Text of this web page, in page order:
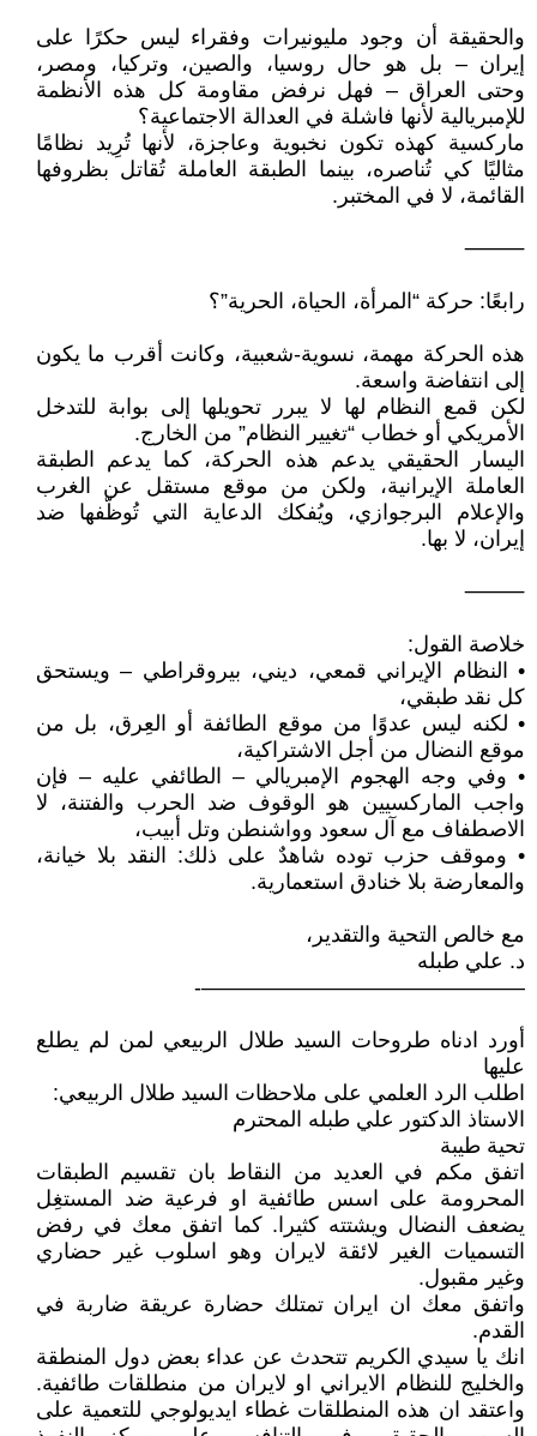
والحقيقة أن وجود مليونيرات وفقراء ليس حكرًا على
إيران – بل هو حال روسيا، والصين، وتركيا، ومصر،
وحتى العراق – فهل نرفض مقاومة كل هذه الأنظمة
للإمبريالية لأنها فاشلة في العدالة الاجتماعية؟
ماركسية كهذه تكون نخبوية وعاجزة، لأنها تُرِيد نظامًا
مثاليًا كي تُناصره، بينما الطبقة العاملة تُقاتل بظروفها
القائمة، لا في المختبر.
⸻
رابعًا: حركة “المرأة، الحياة، الحرية”؟
هذه الحركة مهمة، نسوية-شعبية، وكانت أقرب ما يكون
إلى انتفاضة واسعة.
لكن قمع النظام لها لا يبرر تحويلها إلى بوابة للتدخل
الأمريكي أو خطاب “تغيير النظام” من الخارج.
اليسار الحقيقي يدعم هذه الحركة، كما يدعم الطبقة
العاملة الإيرانية، ولكن من موقع مستقل عن الغرب
والإعلام البرجوازي، ويُفكك الدعاية التي تُوظّفها ضد
إيران، لا بها.
⸻
خلاصة القول:
• النظام الإيراني قمعي، ديني، بيروقراطي – ويستحق
كل نقد طبقي،
• لكنه ليس عدوًا من موقع الطائفة أو العِرق، بل من
موقع النضال من أجل الاشتراكية،
• وفي وجه الهجوم الإمبريالي – الطائفي عليه – فإن
واجب الماركسيين هو الوقوف ضد الحرب والفتنة، لا
الاصطفاف مع آل سعود وواشنطن وتل أبيب،
• وموقف حزب توده شاهدٌ على ذلك: النقد بلا خيانة،
والمعارضة بلا خنادق استعمارية.
مع خالص التحية والتقدير،
د. علي طبله
———————————————-
أورد ادناه طروحات السيد طلال الربيعي لمن لم يطلع
عليها
اطلب الرد العلمي على ملاحظات السيد طلال الربيعي:
الاستاذ الدكتور علي طبله المحترم
تحية طيبة
اتفق مكم في العديد من النقاط بان تقسيم الطبقات
المحرومة على اسس طائفية او فرعية ضد المستغِل
يضعف النضال ويشتته كثيرا. كما اتفق معك في رفض
التسميات الغير لائقة لايران وهو اسلوب غير حضاري
وغير مقبول.
واتفق معك ان ايران تمتلك حضارة عريقة ضاربة في
القدم.
انك يا سيدي الكريم تتحدث عن عداء بعض دول المنطقة
والخليج للنظام الايراني او لايران من منطلقات طائفية.
واعتقد ان هذه المنطلقات غطاء ايديولوجي للتعمية على